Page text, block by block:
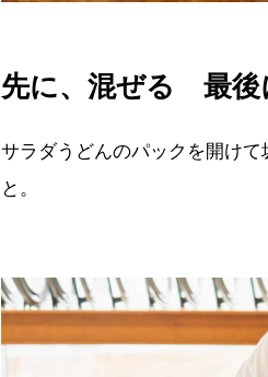
先に、混ぜる 最後
サラダうどんのパックを開け
と。